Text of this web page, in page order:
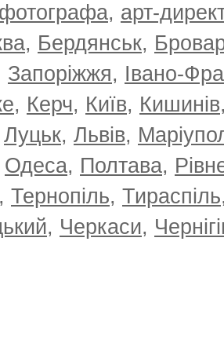
, арт-
, Бердянськ,
Запоріжжя, Івано-
, Керч, Київ, Кишинів
Луцьк, Львів,
Одеса, Полтава,
, Тернопіль, Тираспіль
, Черкаси,